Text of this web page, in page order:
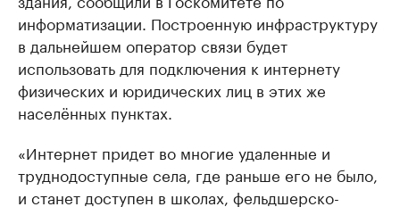
информатизации. Построенную инфраструктуру
в дальнейшем оператор связи будет
использовать для подключения к интернету
физических и юридических лиц в этих же
населённых пунктах.
«Интернет придет во многие удаленные и
труднодоступные села, где раньше его не было,
и станет доступен в школах, фельдшерско-